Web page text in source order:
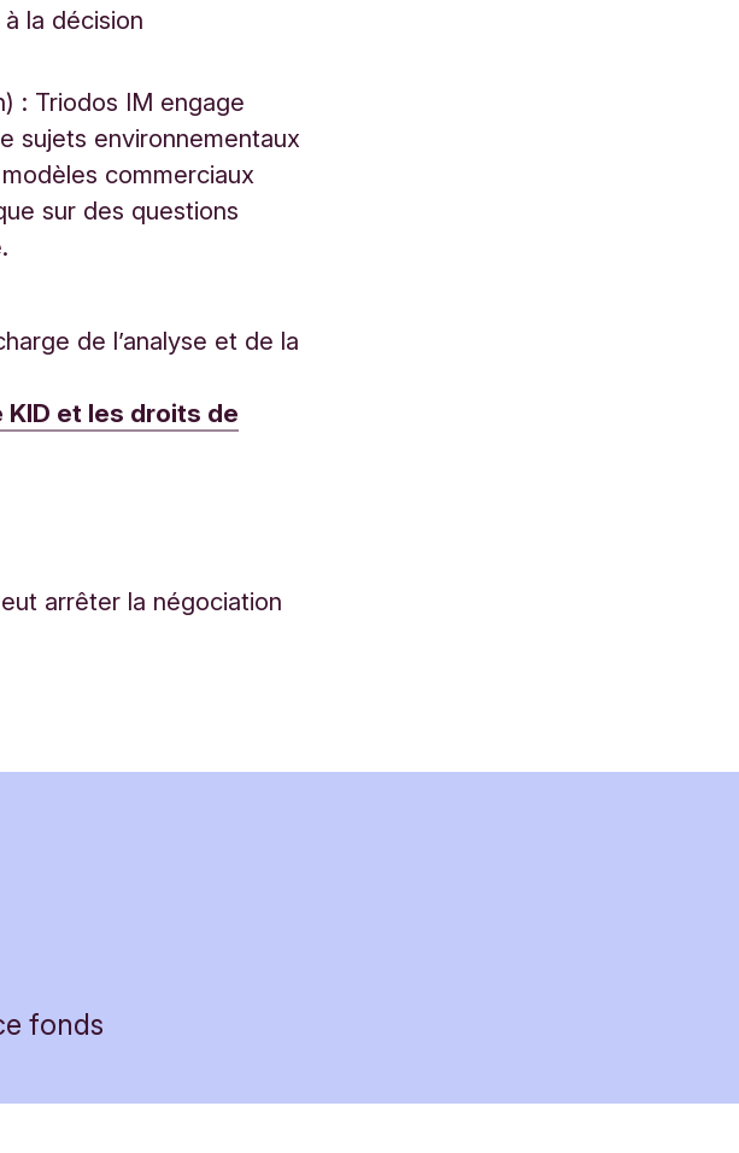
la décision
: Triodos IM engage
sujets environnementaux
commerciaux
sur des questions
de l’analyse et de la
et les droits de
arrêter la négociation
fonds